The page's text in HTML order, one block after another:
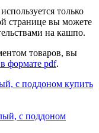
только
странице вы можете
на кашпо.
товаров, вы
в формате pdf.
с поддоном